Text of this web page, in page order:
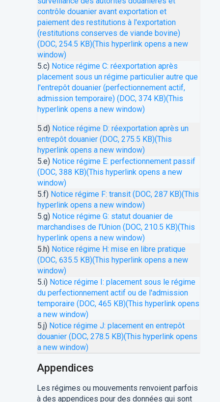
contrôle douanier avant exportation et
paiement des restitutions à l'exportation
(restitutions conserves de viande bovine)
(DOC, 254.5 KB)(This hyperlink opens a new
window)
5.c) Notice régime C: réexportation après
placement sous un régime particulier autre que
l'entrepôt douanier (perfectionnement actif,
admission temporaire) (DOC, 374 KB)(This
hyperlink opens a new window)
5.d) Notice régime D: réexportation après un
entrepôt douanier (DOC, 275.5 KB)(This
hyperlink opens a new window)
5.e) Notice régime E: perfectionnement passif
(DOC, 388 KB)(This hyperlink opens a new
window)
5.f) Notice régime F: transit (DOC, 287 KB)(This
hyperlink opens a new window)
5.g) Notice régime G: statut douanier de
marchandises de l'Union (DOC, 210.5 KB)(This
hyperlink opens a new window)
5.h) Notice régime H: mise en libre pratique
(DOC, 635.5 KB)(This hyperlink opens a new
window)
5.i) Notice régime I: placement sous le régime
du perfectionnement actif ou de l'admission
temporaire (DOC, 465 KB)(This hyperlink opens
a new window)
5.j) Notice régime J: placement en entrepôt
douanier (DOC, 278.5 KB)(This hyperlink opens
a new window)
Appendices
Les régimes ou mouvements renvoient parfois
à des appendices pour des données qui sont